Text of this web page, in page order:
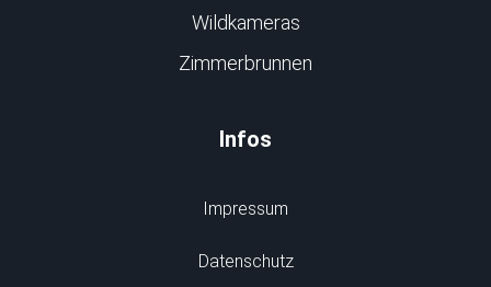
Wildkameras
Zimmerbrunnen
Infos
Impressum
Datenschutz